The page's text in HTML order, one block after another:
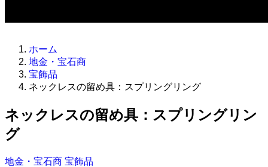
ホーム
地金・宝石商
宝飾品
ネックレスの留め具：スプリングリング
ネックレスの留め具：スプリングリン
グ
地金・宝石商 宝飾品